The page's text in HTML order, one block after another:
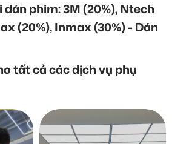
phim: 3M (20%), Ntech
(20%), Inmax (30%) - Dán
tất cả các dịch vụ phụ